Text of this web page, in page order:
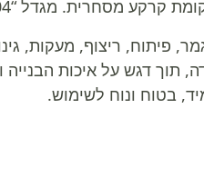
פיתוח, ריצוף, מעקות,
תוך דגש על איכות
בטוח ונוח לשימוש.